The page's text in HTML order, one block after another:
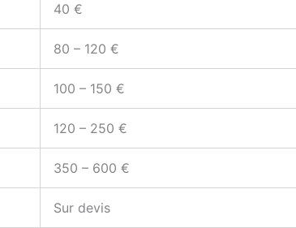
40 €
80 – 120 €
100 – 150 €
120 – 250 €
350 – 600 €
Sur devis